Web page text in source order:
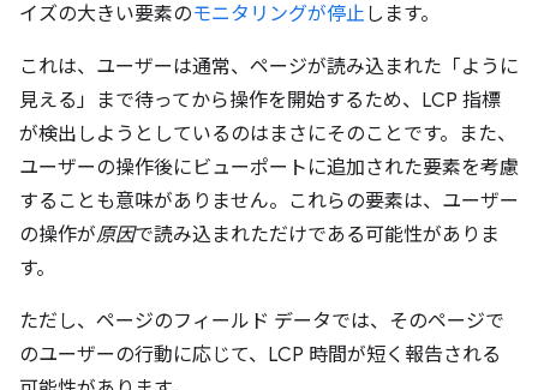
イズの大きい要素のモニタリングが停止 します。
これは、ユーザーは通常、ページが読み込まれた「ように
見える」まで待ってから操作を開始するため、LCP 指標
が検出しようとしているのはまさにそのことです。また、
ユーザーの操作後にビューポートに追加された要素を考慮
することも意味がありません。これらの要素は、ユーザー
の操作が原因で読み込まれただけである可能性がありま
す。
ただし、ページのフィールド データでは、そのページで
のユーザーの行動に応じて、LCP 時間が短く報告される